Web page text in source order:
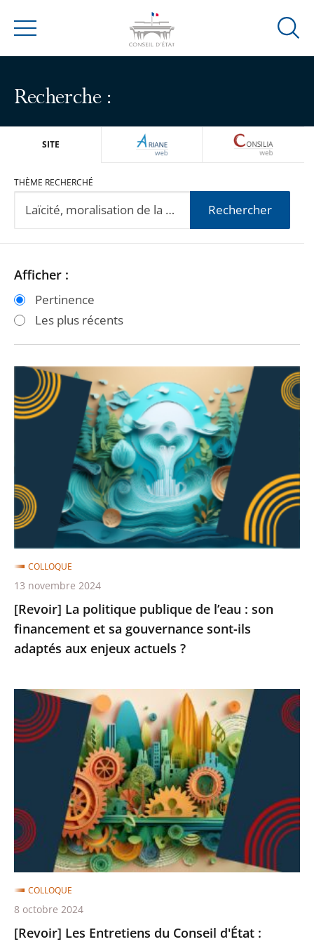
Menu
Ouvrir
Recherche :
SITE ARIANEWEB
THÈME RECHERCHÉ
Rechercher
Passer
les
filtres
après
Passer
les
filtres
avant
Afficher :
Pertinence
Les plus récents
[Revoir]
La
politique
:
son
financement
et
sa
gouvernance
sont-
ils
adaptés
enjeux
actuels
?
[Revoir] La politique publique de l’eau : son
financement et sa gouvernance sont-ils
adaptés aux enjeux actuels ?
COLLOQUE
13 novembre 2024
[Revoir]
Les
Entretiens
:
quelle
ingénierie
normative
au
service
de
[Revoir] Les Entretiens du Conseil d'État :
COLLOQUE
8 octobre 2024